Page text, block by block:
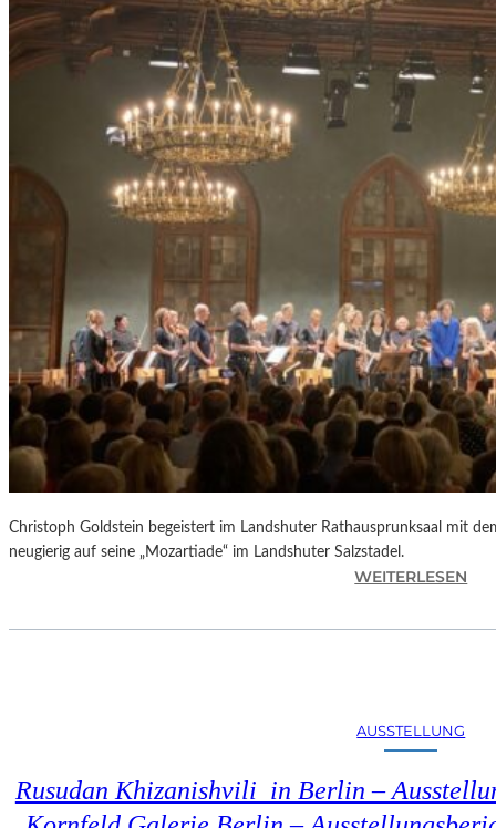
Christoph Goldstein begeistert im Landshuter Rathausprunksaal mit
neugierig auf seine „Mozartiade“ im Landshuter Salzstadel.
WEITERLESEN
H
H
G
AUSSTELLUNG
Rusudan Khizanishvili in Berlin –